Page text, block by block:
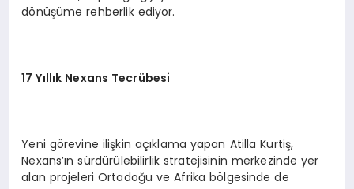
dönüşüme rehberlik ediyor.
17 Yıllık Nexans Tecrübesi
Yeni görevine ilişkin açıklama yapan Atilla Kurtiş,
Nexans’ın sürdürülebilirlik stratejisinin merkezinde yer
alan projeleri Ortadoğu ve Afrika bölgesinde de